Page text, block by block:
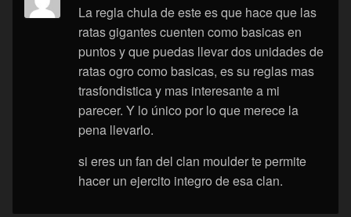
La regla chula de este es que hace que las
ratas gigantes cuenten como basicas en
puntos y que puedas llevar dos unidades de
ratas ogro como basicas, es su reglas mas
trasfondistica y mas interesante a mi
parecer. Y lo único por lo que merece la
pena llevarlo.
si eres un fan del clan moulder te permite
hacer un ejercito integro de esa clan.